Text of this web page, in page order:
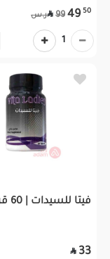
50
49
 99 ر.س
1
فيتا للسيدات | 60 قرص
33
